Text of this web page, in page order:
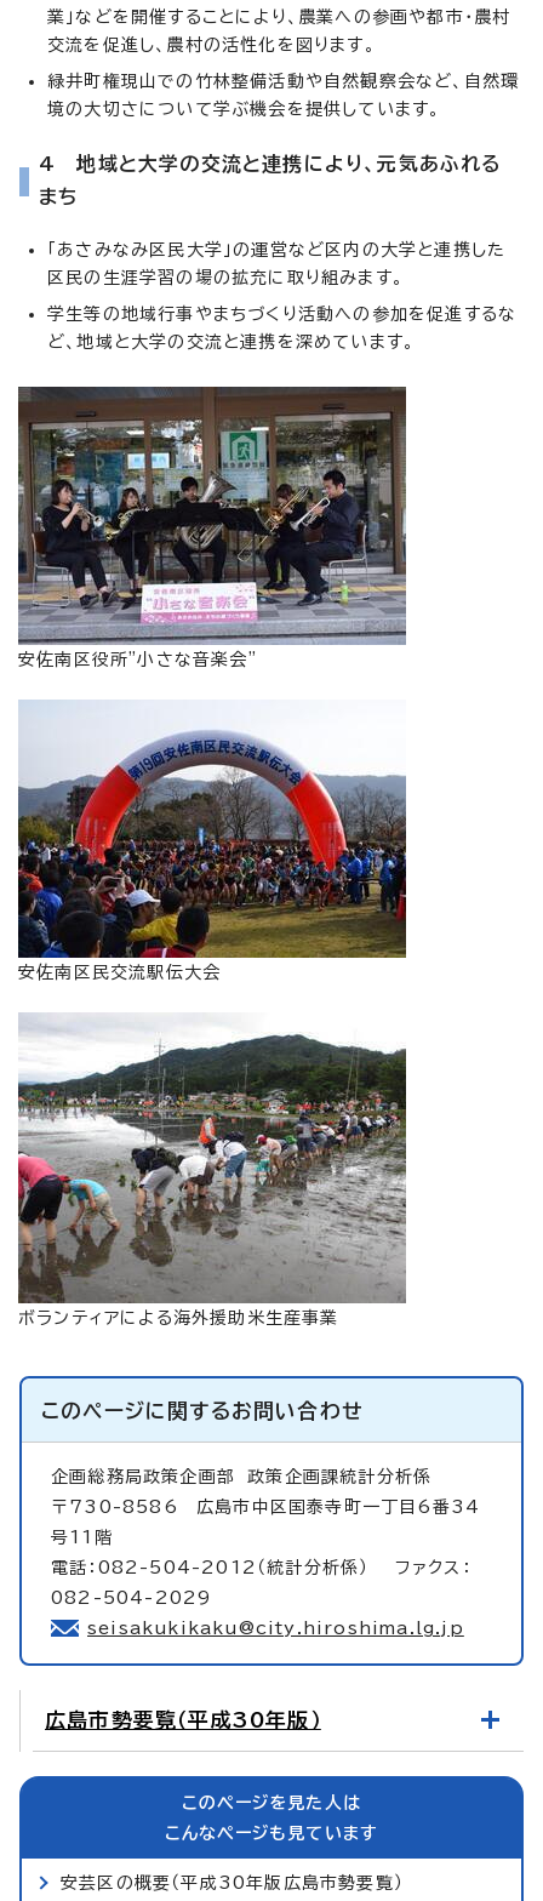
業」などを開催することにより、農業への参画や都市・農村
交流を促進し、農村の活性化を図ります。
緑井町権現山での竹林整備活動や自然観察会など、自然環
境の大切さについて学ぶ機会を提供しています。
4 地域と大学の交流と連携により、元気あふれる
まち
「あさみなみ区民大学」の運営など区内の大学と連携した
区民の生涯学習の場の拡充に取り組みます。
学生等の地域行事やまちづくり活動への参加を促進するな
ど、地域と大学の交流と連携を深めています。
安佐南区役所"小さな音楽会"
安佐南区民交流駅伝大会
ボランティアによる海外援助米生産事業
このページに関するお問い合わせ
企画総務局政策企画部政策企画課統計分析係
〒730-8586 広島市中区国泰寺町一丁目6番34
号11階
電話：082-504-2012（統計分析係） ファクス：
082-504-2029
seisakukikaku@city.hiroshima.lg.jp
広島市勢要覧（平成30年版）
このページを見た人は
こんなページも見ています
安芸区の概要（平成30年版広島市勢要覧）